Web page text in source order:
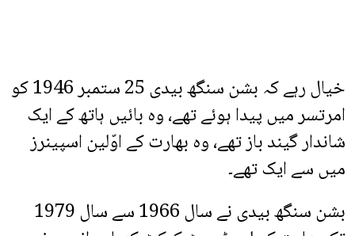
خیال رہے کہ بشن سنگھ بیدی 25 ستمبر 1946 کو
امرتسر میں پیدا ہوئے تھے، وہ بائیں ہاتھ کے ایک
شاندار گیند باز تھے، وہ بھارت کے اوّلین اسپینرز
میں سے ایک تھے۔
بشن سنگھ بیدی نے سال 1966 سے سال 1979